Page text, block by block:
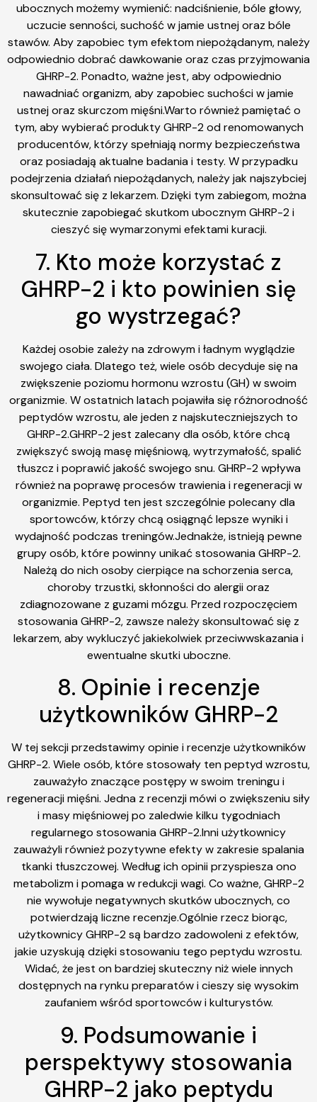
ubocznych możemy wymienić: nadciśnienie, bóle głowy,
uczucie senności, suchość w jamie ustnej oraz bóle
stawów. Aby zapobiec tym efektom niepożądanym, należy
odpowiednio dobrać dawkowanie oraz czas przyjmowania
GHRP-2. Ponadto, ważne jest, aby odpowiednio
nawadniać organizm, aby zapobiec suchości w jamie
ustnej oraz skurczom mięśni.Warto również pamiętać o
tym, aby wybierać produkty GHRP-2 od renomowanych
producentów, którzy spełniają normy bezpieczeństwa
oraz posiadają aktualne badania i testy. W przypadku
podejrzenia działań niepożądanych, należy jak najszybciej
skonsultować się z lekarzem. Dzięki tym zabiegom, można
skutecznie zapobiegać skutkom ubocznym GHRP-2 i
cieszyć się wymarzonymi efektami kuracji.
7. Kto może korzystać z
GHRP-2 i kto powinien się
go wystrzegać?
Każdej osobie zależy na zdrowym i ładnym wyglądzie
swojego ciała. Dlatego też, wiele osób decyduje się na
zwiększenie poziomu hormonu wzrostu (GH) w swoim
organizmie. W ostatnich latach pojawiła się różnorodność
peptydów wzrostu, ale jeden z najskuteczniejszych to
GHRP-2.GHRP-2 jest zalecany dla osób, które chcą
zwiększyć swoją masę mięśniową, wytrzymałość, spalić
tłuszcz i poprawić jakość swojego snu. GHRP-2 wpływa
również na poprawę procesów trawienia i regeneracji w
organizmie. Peptyd ten jest szczególnie polecany dla
sportowców, którzy chcą osiągnąć lepsze wyniki i
wydajność podczas treningów.Jednakże, istnieją pewne
grupy osób, które powinny unikać stosowania GHRP-2.
Należą do nich osoby cierpiące na schorzenia serca,
choroby trzustki, skłonności do alergii oraz
zdiagnozowane z guzami mózgu. Przed rozpoczęciem
stosowania GHRP-2, zawsze należy skonsultować się z
lekarzem, aby wykluczyć jakiekolwiek przeciwwskazania i
ewentualne skutki uboczne.
8. Opinie i recenzje
użytkowników GHRP-2
W tej sekcji przedstawimy opinie i recenzje użytkowników
GHRP-2. Wiele osób, które stosowały ten peptyd wzrostu,
zauważyło znaczące postępy w swoim treningu i
regeneracji mięśni. Jedna z recenzji mówi o zwiększeniu siły
i masy mięśniowej po zaledwie kilku tygodniach
regularnego stosowania GHRP-2.Inni użytkownicy
zauważyli również pozytywne efekty w zakresie spalania
tkanki tłuszczowej. Według ich opinii przyspiesza ono
metabolizm i pomaga w redukcji wagi. Co ważne, GHRP-2
nie wywołuje negatywnych skutków ubocznych, co
potwierdzają liczne recenzje.Ogólnie rzecz biorąc,
użytkownicy GHRP-2 są bardzo zadowoleni z efektów,
jakie uzyskują dzięki stosowaniu tego peptydu wzrostu.
Widać, że jest on bardziej skuteczny niż wiele innych
dostępnych na rynku preparatów i cieszy się wysokim
zaufaniem wśród sportowców i kulturystów.
9. Podsumowanie i
perspektywy stosowania
GHRP-2 jako peptydu